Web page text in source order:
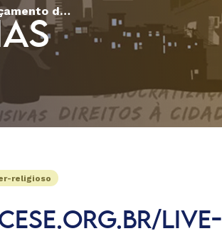
Live de lançamento da Campanha TIRE OS FUNDAMENTALISMOS DO CAMINHO! Pela Vida das Mulheres”
religioso
LIVE-